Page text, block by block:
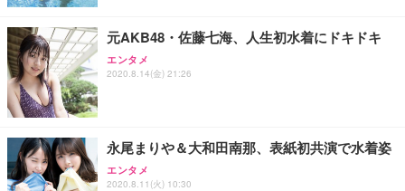
元AKB48・佐藤七海、人生初水着にドキドキ
エンタメ
2020.8.14(金) 21:26
永尾まりや＆大和田南那、表紙初共演で水着姿
エンタメ
2020.8.11(火) 10:30